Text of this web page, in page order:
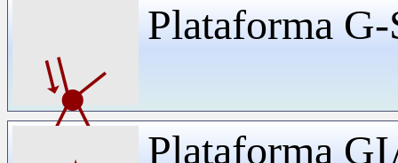
⏧
Plataforma
Plataforma